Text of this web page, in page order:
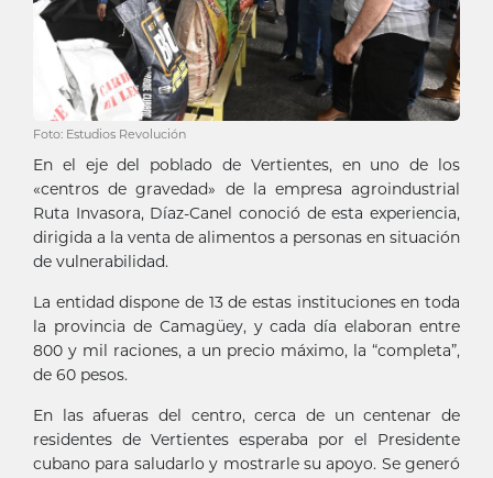
Foto: Estudios Revolución
En el eje del poblado de Vertientes, en uno de los
«centros de gravedad» de la empresa agroindustrial
Ruta Invasora, Díaz-Canel conoció de esta experiencia,
dirigida a la venta de alimentos a personas en situación
de vulnerabilidad.
La entidad dispone de 13 de estas instituciones en toda
la provincia de Camagüey, y cada día elaboran entre
800 y mil raciones, a un precio máximo, la “completa”,
de 60 pesos.
En las afueras del centro, cerca de un centenar de
residentes de Vertientes esperaba por el Presidente
cubano para saludarlo y mostrarle su apoyo. Se generó